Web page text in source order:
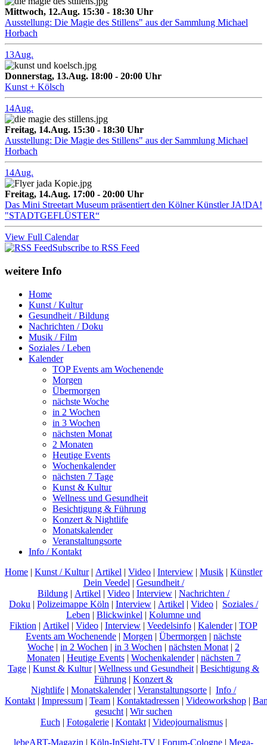
Mittwoch, 12.Aug. 15:30 - 18:30 Uhr
Ausstellung: Die Magie des Stillens" aus der Sammlung Michael
Horbach
13Aug.
Donnerstag, 13.Aug. 18:00 - 20:00 Uhr
Kunst + Kölsch
14Aug.
Freitag, 14.Aug. 15:30 - 18:30 Uhr
Ausstellung: Die Magie des Stillens" aus der Sammlung Michael
Horbach
14Aug.
Freitag, 14.Aug. 17:00 - 20:00 Uhr
Das Mini Streetart Museum präsentiert den Kölner Künstler JA!DA!
"STADTGEFLÜSTER“
View Full Calendar
Subscribe to RSS Feed
weitere Info
Home
Kunst / Kultur
Gesundheit / Bildung
Nachrichten / Doku
Musik / Film
Soziales / Leben
Kalender
TOP Events am Wochenende
Morgen
Übermorgen
nächste Woche
in 2 Wochen
in 3 Wochen
nächsten Monat
2 Monaten
Heutige Events
Wochenkalender
nächsten 7 Tage
Kunst & Kultur
Wellness und Gesundheit
Besichtigung & Führung
Konzert & Nightlife
Monatskalender
Veranstaltungsorte
Info / Kontakt
Home | Kunst / Kultur| Artikel | Video | Interview | Musik | Künstler
Dein Veedel | Gesundheit /
Bildung | Artikel | Video | Interview | Nachrichten /
Doku | Polizeimappe Köln | Interview | Artikel | Video | Soziales /
Leben | Blickwinkel | Kolumne und
Fiktion | Artikel | Video | Interview | Veedelsinfo | Kalender| TOP
Events am Wochenende | Morgen | Übermorgen | nächste
Woche | in 2 Wochen | in 3 Wochen | nächsten Monat | 2
Monaten | Heutige Events| Wochenkalender| nächsten 7
Tage | Kunst & Kultur| Wellness und Gesundheit | Besichtigung &
Führung | Konzert &
Nightlife | Monatskalender| Veranstaltungsorte | Info /
Kontakt | Impressum | Team | Kontaktadressen | Videoworkshop |
gesucht | Wir suchen
Euch | Fotogalerie| Kontakt| Videojournalismus|
lebeART-Magazin | Köln-InSight-TV | Forum-Cologne | Mega-